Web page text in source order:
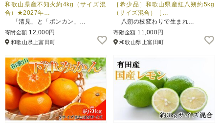
和歌山県産不知火約4kg（サイズ混
合）★2027年…
「清見」と「ポンカン」…
寄附金額 12,000円
和歌山県上富田町
［希少品］和歌山県産紅八朔約5kg
（サイズ混合）［…
八朔の枝変わりで生まれ…
寄附金額 11,000円
和歌山県上富田町